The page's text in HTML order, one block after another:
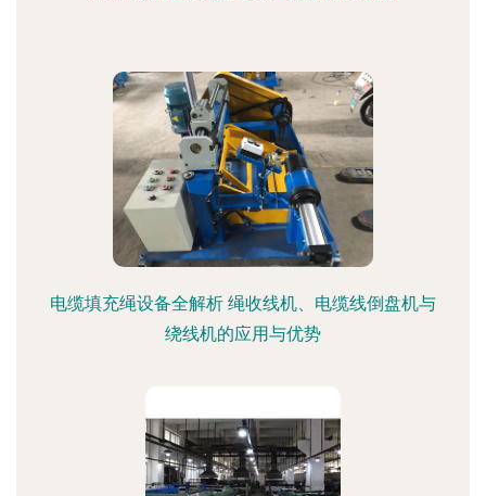
电缆填充绳设备全解析 绳收线机、电缆线倒盘机与
绕线机的应用与优势